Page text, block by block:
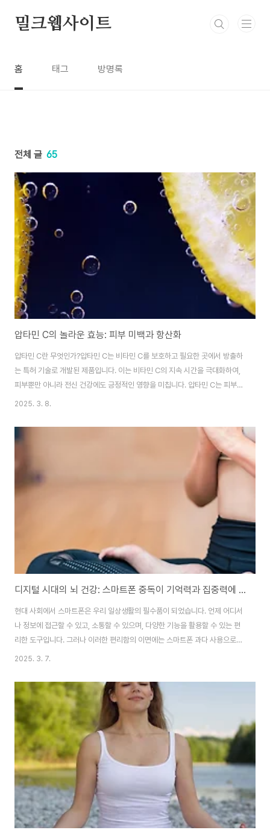
밀크웹사이트
홈 태그 방명록
전체 글 65
압타민 C의 놀라운 효능: 피부 미백과 항산화
압타민 C란 무엇인가?압타민 C는 비타민 C를 보호하고 필요한 곳에서 방출하
는 특허 기술로 개발된 제품입니다. 이는 비타민 C의 지속 시간을 극대화하여,
피부뿐만 아니라 전신 건강에도 긍정적인 영향을 미칩니다. 압타민 C는 피부
깊은 곳까지 침투하여 미백, 보습, 주름 개선, 피부 진정에 효과적입니다.압타민
화하여, 활성 산소종(ROS) 및 자유 라디칼을 중화시킵니다. 이는 세포 손상을
방지하고 노화를 지연시키는 데 중요한 역할을 합니다.2. 면역력 강화비타민 C
는 면역세포인 백혈구의 기능을 지원하여 면역 반응을 강화합니다. 이는 감기
나 독감 시즌 동안 비타민 C 보충이 중요하게 여겨지는 이유입니다.3. 콜라겐
합성 촉진압타민 ..
2025. 3. 8.
디지털 시대의 뇌 건강: 스마트폰 중독이 기억력과 집중력에 미치는 영향과 대책
현대 사회에서 스마트폰은 우리 일상생활의 필수품이 되었습니다. 언제 어디서
나 정보에 접근할 수 있고, 소통할 수 있으며, 다양한 기능을 활용할 수 있는 편
리한 도구입니다. 그러나 이러한 편리함의 이면에는 스마트폰 과다 사용으로
인한 부작용이 존재합니다. 특히 스마트폰 중독이 우리의 뇌 건강, 특히 기억력
는 스마트폰 중독이 뇌에 미치는 영향, 그로 인한 기억력과 집중력 저하 문제,
그리고 이를 예방하고 개선할 수 있는 방법에 대해 자세히 알아보겠습니다.1.
스마트폰 중독의 정의와 현황스마트폰 중독은 스마트폰 사용에 대한 통제력을
상실하고, 과도한 사용으로 인해 일상생활에 지장을 받는 상태를 말합니다. 세
계보건기구(WHO)는 아직 스..
2025. 3. 7.